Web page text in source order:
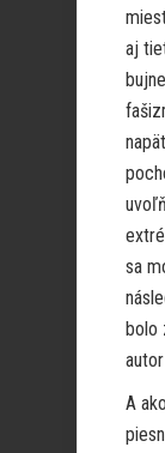
aj
sa
bolo
A